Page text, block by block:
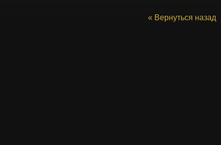
« Вернуться назад